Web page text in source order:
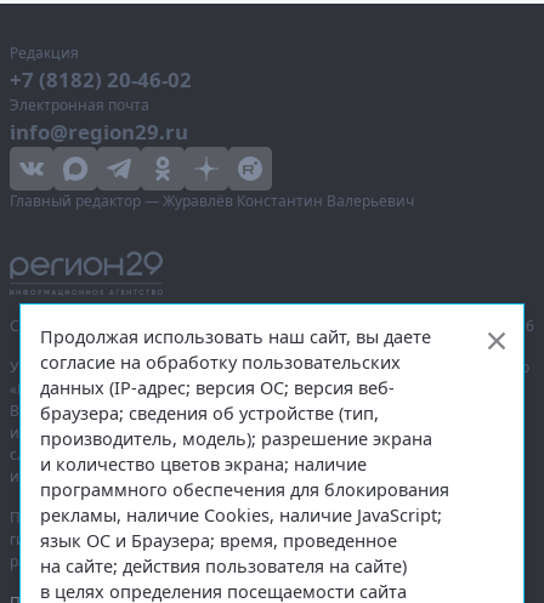
Редакция
+7 (8182) 20-46-02
Электронная почта
info@region29.ru
Главный редактор — Журавлёв Константин Валерьевич
Сетевое издание «Информационное агентство Регион 29»,
© 2016–2026
Учредитель — общество с ограниченной ответственностью «Агентство
«Правда Севера».
Выписка из реестра зарегистрированных средств массовой
информации:ЭЛ № ФС 77-74226 от 09.11.2018 выдано Федеральной
службой по надзору в сфере связи, информационных технологий
и массовых коммуникаций (Роскомнадзор).
При полном или частичном использовании любых материалов
гиперссылка на region29.ruобязательна. Копирование материалов без
разрешения администрации сайта запрещено.
Продолжая использовать наш сайт, вы даете
согласие на обработку пользовательских
данных (IP-адрес; версия ОС; версия веб-
браузера; сведения об устройстве (тип,
производитель, модель); разрешение экрана
и количество цветов экрана; наличие
программного обеспечения для блокирования
рекламы, наличие Cookies, наличие JavaScript;
язык ОС и Браузера; время, проведенное
на сайте; действия пользователя на сайте)
в целях определения посещаемости сайта